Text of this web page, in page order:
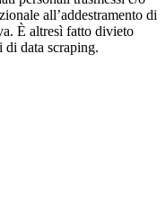
all’addestramento di
È altresì fatto divieto
di data scraping.